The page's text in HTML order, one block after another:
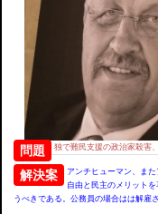
問題 独で難民支援の政治家殺害
解決案
アンチヒューマン、ま
自由と民主のメリット
うべきである。公務員の場合はは解雇